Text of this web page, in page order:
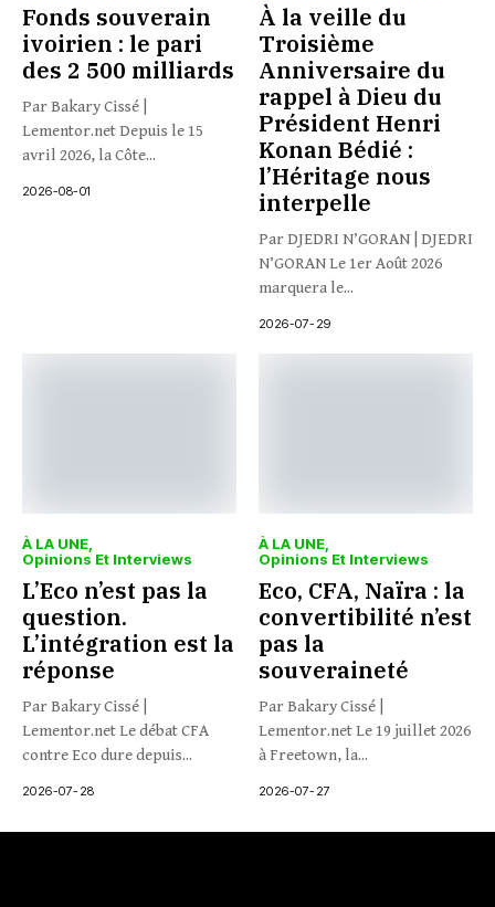
Fonds souverain
ivoirien : le pari
des 2 500 milliards
Par Bakary Cissé |
Lementor.net Depuis le 15
avril 2026, la Côte...
2026-08-01
À la veille du
Troisième
Anniversaire du
rappel à Dieu du
Président Henri
Konan Bédié :
l’Héritage nous
interpelle
Par DJEDRI N’GORAN | DJEDRI
N’GORAN Le 1er Août 2026
marquera le...
2026-07-29
À LA UNE
Opinions Et Interviews
L’Eco n’est pas la
question.
L’intégration est la
réponse
Par Bakary Cissé |
Lementor.net Le débat CFA
contre Eco dure depuis...
2026-07-28
À LA UNE
Opinions Et Interviews
Eco, CFA, Naïra : la
convertibilité n’est
pas la
souveraineté
Par Bakary Cissé |
Lementor.net Le 19 juillet 2026
à Freetown, la...
2026-07-27